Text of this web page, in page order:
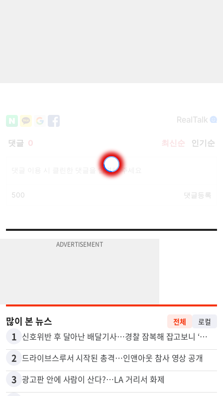
1 신호위반 후 달아난 배달기사…경찰 잠복해 잡고보니 ‘반전’
2 드라이브스루서 시작된 총격…인앤아웃 참사 영상 공개